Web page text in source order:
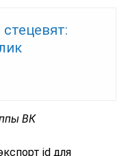
ВК
id для